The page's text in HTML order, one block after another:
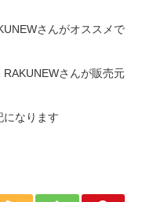
さんがオススメで
さんが販売元
になります